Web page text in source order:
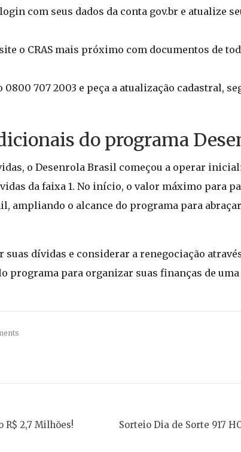
com seus dados da conta gov.br e atualize
o CRAS mais próximo com documentos de
707 2003 e peça a atualização cadastral,
do programa
o Desenrola Brasil começou a operar
da faixa 1. No início, o valor máximo para
ampliando o alcance do programa para
dívidas e considerar a renegociação
programa para organizar suas finanças de uma
R$ 2,7 Milhões!
Sorteio Dia de Sorte 917